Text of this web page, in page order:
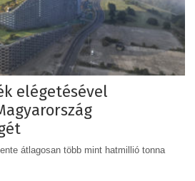
elégetésével
átlagosan több mint hatmillió tonna